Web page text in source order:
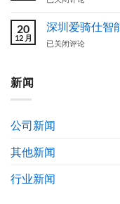
案
设
计
通
方
仕
（EJEAS）
品
历
20
12 月
深圳爱骑仕智
深
科
有
公
司
已关闭评论
新闻
公司新闻
其他新闻
行业新闻